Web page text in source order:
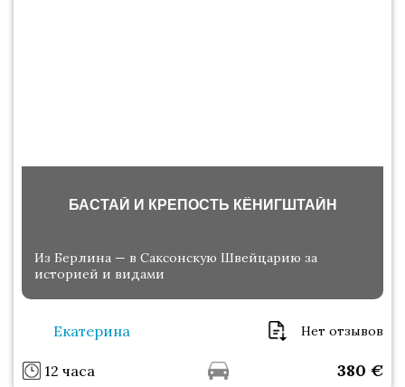
БАСТАЙ И КРЕПОСТЬ КЁНИГШТАЙН
Из Берлина — в Саксонскую Швейцарию за
историей и видами
Екатерина Нет отзывов
12 часа 380 €